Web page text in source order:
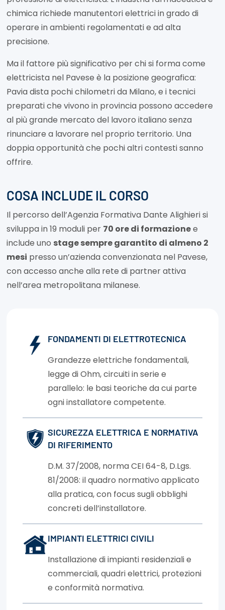
chimica richiede manutentori elettrici in grado di
operare in ambienti regolamentati e ad alta
precisione.
Ma il fattore più significativo per chi si forma come
elettricista nel Pavese è la posizione geografica:
Pavia dista pochi chilometri da Milano, e i tecnici
preparati che vivono in provincia possono accedere
al più grande mercato del lavoro italiano senza
rinunciare a lavorare nel proprio territorio. Una
doppia opportunità che pochi altri contesti sanno
offrire.
COSA INCLUDE IL CORSO
Il percorso dell’Agenzia Formativa Dante Alighieri si
sviluppa in 19 moduli per 70 ore di formazionee
include uno stage sempre garantito di almeno 2
mesi presso un’azienda convenzionata nel Pavese,
con accesso anche alla rete di partner attiva
nell’area metropolitana milanese.
FONDAMENTI DI ELETTROTECNICA
Grandezze elettriche fondamentali,
legge di Ohm, circuiti in serie e
parallelo: le basi teoriche da cui parte
ogni installatore competente.
SICUREZZA ELETTRICA E NORMATIVA
DI RIFERIMENTO
D.M. 37/2008, norma CEI 64-8, D.Lgs.
81/2008: il quadro normativo applicato
alla pratica, con focus sugli obblighi
concreti dell’installatore.
IMPIANTI ELETTRICI CIVILI
Installazione di impianti residenziali e
commerciali, quadri elettrici, protezioni
e conformità normativa.